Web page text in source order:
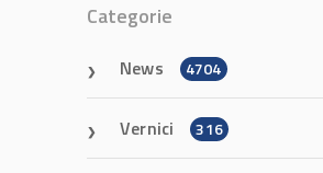
Categorie
News 4704
Vernici 316